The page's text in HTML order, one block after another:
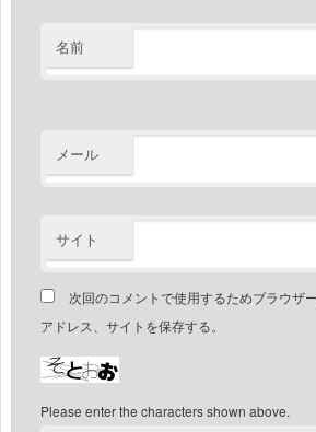
名前
メール
サイト
次回のコメントで使用するためブラウザ
アドレス、サイトを保存する。
Please enter the characters shown above.